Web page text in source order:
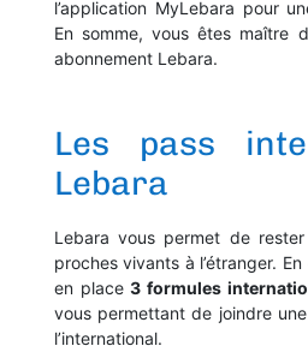
l’application MyLebara pour
En somme, vous êtes maître
abonnement Lebara.
Les pass
Lebara
Lebara vous permet de
proches vivants à l’étranger.
en place3 formules
vous permettant de joindre
l’international.